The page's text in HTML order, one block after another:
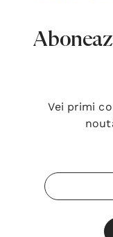
Vei primi
Adresa
Email